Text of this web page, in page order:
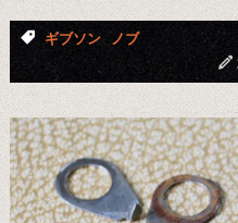
ギブソン
ノブ